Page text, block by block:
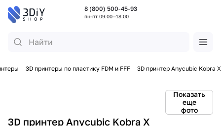
8 (800) 500-45-93
пн-пт 09:00—18:00
3D принтеры по пластику FDM и FFF 3D принтер Anycubic Kobra X
Показать
еще
фото
3D принтер Anycubic Kobra X